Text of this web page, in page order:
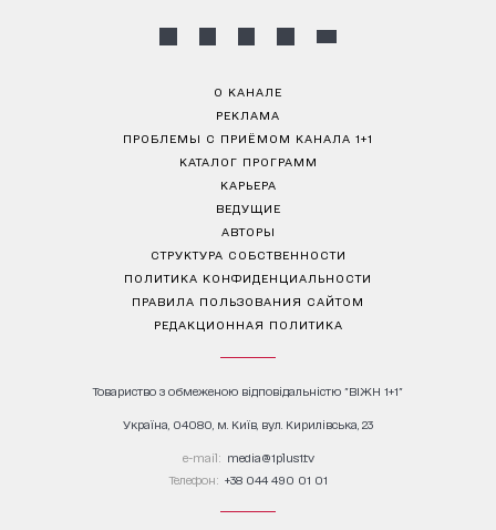
О КАНАЛЕ
РЕКЛАМА
ПРОБЛЕМЫ С ПРИЁМОМ КАНАЛА 1+1
КАТАЛОГ ПРОГРАММ
КАРЬЕРА
ВЕДУЩИЕ
АВТОРЫ
СТРУКТУРА СОБСТВЕННОСТИ
ПОЛИТИКА КОНФИДЕНЦИАЛЬНОСТИ
ПРАВИЛА ПОЛЬЗОВАНИЯ САЙТОМ
РЕДАКЦИОННАЯ ПОЛИТИКА
Товариство з обмеженою відповідальністю "ВІЖН 1+1"
Україна, 04080, м. Київ, вул. Кирилівська, 23
е-mail: media@1plus1.tv
Телефон: +38 044 490 01 01